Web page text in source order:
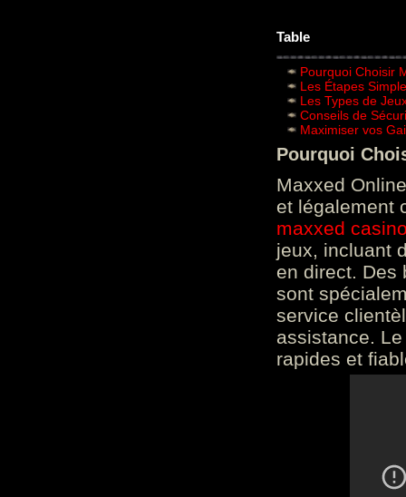
Table
Pourquoi Choisir
Les Étapes
Les Types de
Conseils de
Maximiser vos
Pourquoi
Maxxed
et légalement
maxxed
jeux, incluant
en direct. Des
sont
service
assistance.
rapides et